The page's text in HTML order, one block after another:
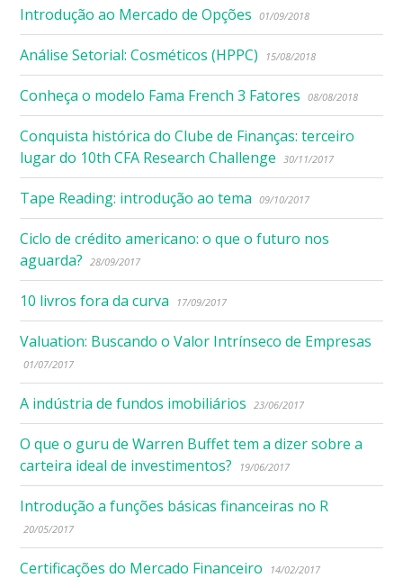
Introdução ao Mercado de Opções 01/09/2018
Análise Setorial: Cosméticos (HPPC) 15/08/2018
Conheça o modelo Fama French 3 Fatores 08/08/2018
Conquista histórica do Clube de Finanças: terceiro
lugar do 10th CFA Research Challenge
30/11/2017
Tape Reading: introdução ao tema 09/10/2017
Ciclo de crédito americano: o que o futuro nos
aguarda?
28/09/2017
10 livros fora da curva 17/09/2017
Valuation: Buscando o Valor Intrínseco de Empresas
01/07/2017
A indústria de fundos imobiliários 23/06/2017
O que o guru de Warren Buffet tem a dizer sobre a
carteira ideal de investimentos?
19/06/2017
Introdução a funções básicas financeiras no R
20/05/2017
Certificações do Mercado Financeiro 14/02/2017